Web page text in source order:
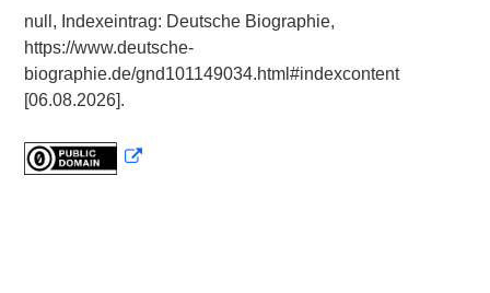
null, Indexeintrag: Deutsche Biographie,
https://www.deutsche-
biographie.de/gnd101149034.html#indexcontent
[06.08.2026].